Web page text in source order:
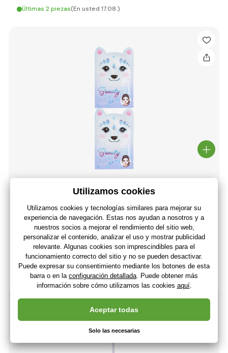
Últimas 2 piezas(En usted 17.08.)
Top Model Mascarilla facial, Azul, Oso polar
,46 €
,03 €Sin IVA
+ 2 puntos
Últimas 2 piezas(En usted 17.08.)